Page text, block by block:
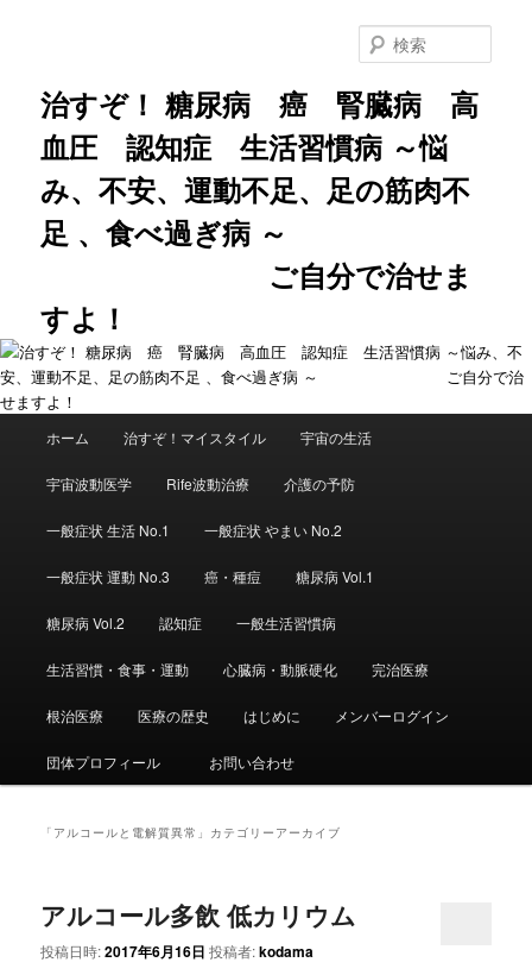
治すぞ！ 糖尿病 癌 腎臓病 高
血圧 認知症 生活習慣病 ～悩
み、不安、運動不足、足の筋肉不
足 、食べ過ぎ病 ～
ご自分で治せま
すよ！
索
ホーム 治すぞ！マイスタイル 宇宙の生活
宇宙波動医学 Rife波動治療 介護の予防
一般症状 生活 No.1 一般症状 やまい No.2
一般症状 運動 No.3 癌・種痘 糖尿病 Vol.1
糖尿病 Vol.2 認知症 一般生活習慣病
生活習慣・食事・運動 心臓病・動脈硬化 完治医療
根治医療 医療の歴史 はじめに メンバーログイン
団体プロフィール お問い合わせ
「 アルコールと電解質異常 」カテゴリーアーカイブ
アルコール多飲 低カリウム
投稿日時:2017年6月16日 投稿者:kodama